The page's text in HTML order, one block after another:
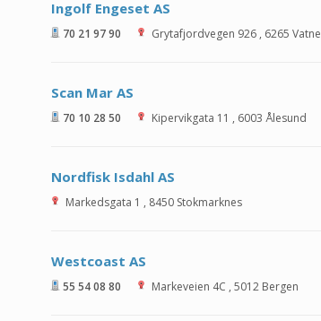
Ingolf Engeset AS
70 21 97 90 Grytafjordvegen 926 , 6265 Vatne
Scan Mar AS
70 10 28 50 Kipervikgata 11 , 6003 Ålesund
Nordfisk Isdahl AS
Markedsgata 1 , 8450 Stokmarknes
Westcoast AS
55 54 08 80 Markeveien 4C , 5012 Bergen